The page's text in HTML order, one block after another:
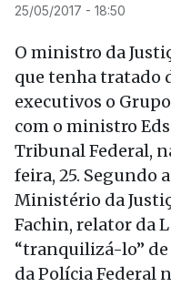
25/05/2017 - 18:50
O ministro da
que tenha tratado
executivos o
com o ministro
Tribunal Federal,
feira, 25. Segundo
Ministério da
Fachin, relator da
“tranquilizá-lo”
da Polícia Federal